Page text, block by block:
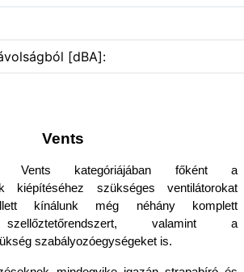
[dBA]:
Vents
Vents kategóriájában főként a
kiépítéséhez szükséges ventilátorokat
kínálunk még néhány komplett
szellőztetőrendszert, valamint a
szabályozóegységeket is.